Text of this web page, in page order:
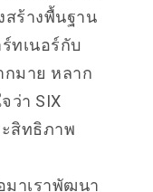
สร้างพื้นฐาน
ทเนอร์กับ
กมาย หลาก
ว่า SIX
สิทธิภาพ
มาเราพัฒนา